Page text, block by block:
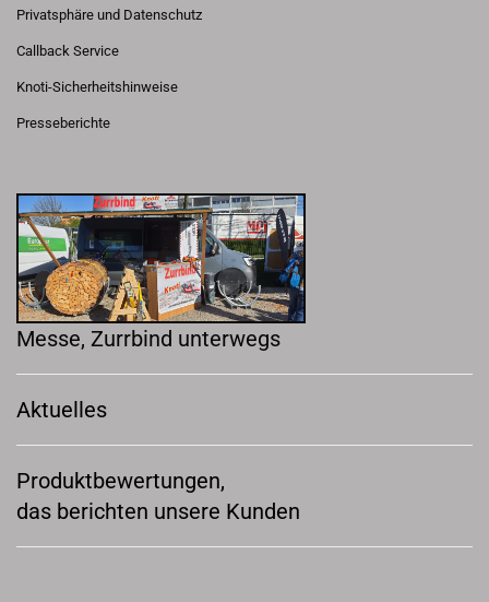
Privatsphäre und Datenschutz
Callback Service
Knoti-Sicherheitshinweise
Presseberichte
Messe, Zurrbind unterwegs
Aktuelles
Produktbewertungen,
das berichten unsere Kunden